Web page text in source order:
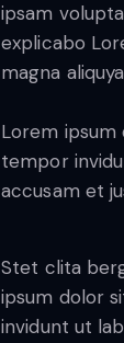
ipsam
explicabo
magna
Lorem
tempor
accusam et
Stet clita
ipsum dolor
invidunt ut